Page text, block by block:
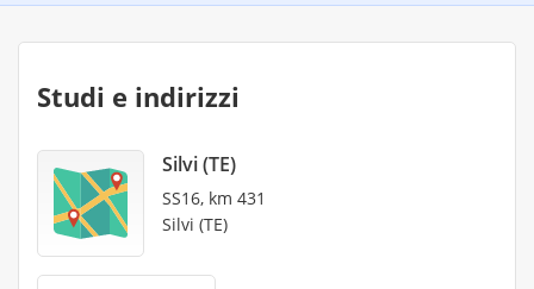
Studi e indirizzi
Silvi (TE)
SS16, km 431
Silvi (TE)